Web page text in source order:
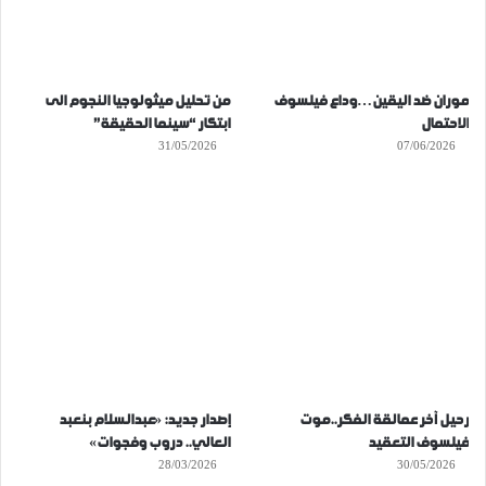
موران ضد اليقين…وداع فيلسوف
الاحتمال
07/06/2026
من تحليل ميثولوجيا النجوم الى
ابتكار “سينما الحقيقة”
31/05/2026
رحيل آخر عمالقة الفكر..موت
فيلسوف التعقيد
30/05/2026
إصدار جديد: «عبدالسلام بنعبد
العالي.. دروب وفجوات»
28/03/2026